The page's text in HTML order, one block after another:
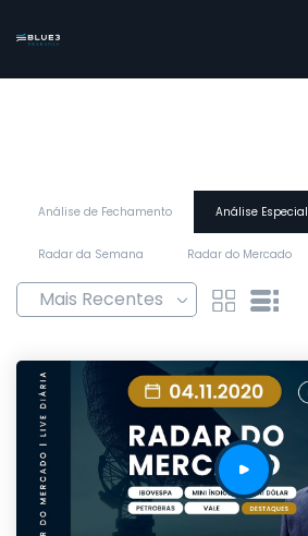
Análise de Fechamento Análise Especial
Radar da Semana Radar do Mercado